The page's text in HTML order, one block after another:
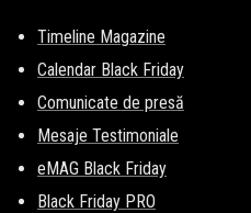
Timeline Magazine
Calendar Black Friday
Comunicate de presă
Mesaje Testimoniale
eMAG Black Friday
Black Friday PRO